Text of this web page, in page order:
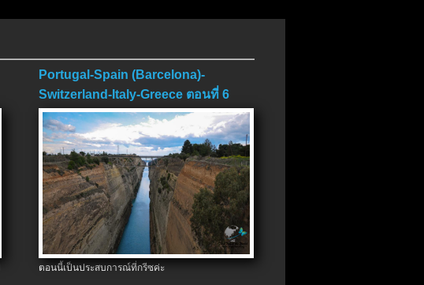
Portugal-Spain (Barcelona)-
Switzerland-Italy-Greece ตอนที่ 6
ตอนจบ
ตอนนี้เป็นประสบการณ์ที่กรีซค่ะ